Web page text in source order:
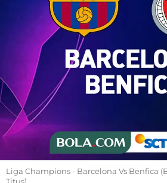
Liga Champions - Barcelona Vs Benfica